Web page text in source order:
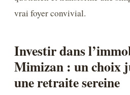
vrai foyer convivial.
Investir dans
Mimizan : un choix
une retraite sereine